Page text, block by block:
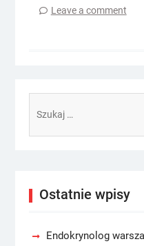
Leave a comment
Ostatnie wpisy
Endokrynolog